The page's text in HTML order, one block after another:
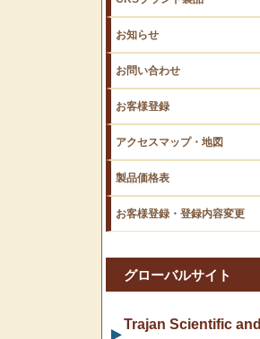
お知らせ
お問い合わせ
お客様登録
アクセスマップ・地図
製品価格表
お客様登録・登録内容変更
グローバルサイト
Trajan Scientific and